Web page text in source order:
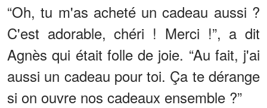
“Oh, tu m'as acheté un cadeau aussi ?
C'est adorable, chéri ! Merci !”, a dit
Agnès qui était folle de joie. “Au fait, j'ai
aussi un cadeau pour toi. Ça te dérange
si on ouvre nos cadeaux ensemble ?”